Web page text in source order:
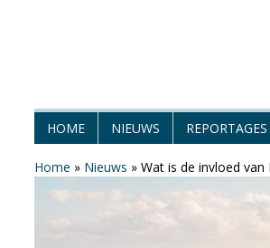
H
e
HOME NIEUWS
Home » Nieuws » Wat is de invloed